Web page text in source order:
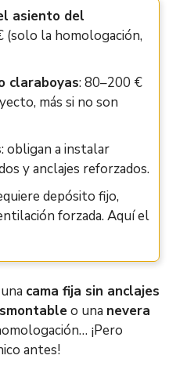
asiento del
(solo la homologación,
claraboyas: 80–200 €
más si no son
: obligan a instalar
y anclajes reforzados.
depósito fijo,
forzada. Aquí el
cama fija sin anclajes
o una nevera
¡Pero
antes!